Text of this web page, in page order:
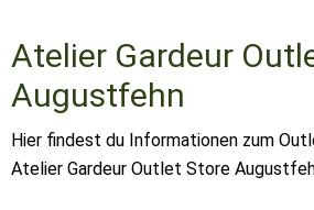
Atelier Gardeur
Augustfehn
Hier findest du Informationen zum
Atelier Gardeur Outlet Store